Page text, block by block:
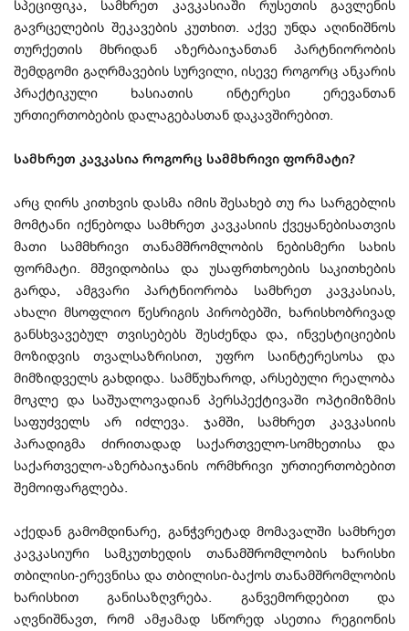
სპეციფიკა, სამხრეთ კავკასიაში რუსეთის გავლენის
გავრცელების შეკავების კუთხით. აქვე უნდა აღინიშნოს
თურქეთის მხრიდან აზერბაიჯანთან პარტნიორობის
შემდგომი გაღრმავების სურვილი, ისევე როგორც ანკარის
პრაქტიკული ხასიათის ინტერესი ერევანთან
ურთიერთობების დალაგებასთან დაკავშირებით.
სამხრეთ კავკასია როგორც სამმხრივი ფორმატი?
არც ღირს კითხვის დასმა იმის შესახებ თუ რა სარგებლის
მომტანი იქნებოდა სამხრეთ კავკასიის ქვეყანებისათვის
მათი სამმხრივი თანამშრომლობის ნებისმერი სახის
ფორმატი. მშვიდობისა და უსაფრთხოების საკითხების
გარდა, ამგვარი პარტნიორობა სამხრეთ კავკასიას,
ახალი მსოფლიო წესრიგის პირობებში, ხარისხობრივად
განსხვავებულ თვისებებს შესძენდა და, ინვესტიციების
მოზიდვის თვალსაზრისით, უფრო საინტერესოსა და
მიმზიდველს გახდიდა. სამწუხაროდ, არსებული რეალობა
მოკლე და საშუალოვადიან პერსპექტივაში ოპტიმიზმის
საფუძველს არ იძლევა. ჯამში, სამხრეთ კავკასიის
პარადიგმა ძირითადად საქართველო-სომხეთისა და
საქართველო-აზერბაიჯანის ორმხრივი ურთიერთობებით
შემოიფარგლება.
აქედან გამომდინარე, განჭვრეტად მომავალში სამხრეთ
კავკასიური სამკუთხედის თანამშრომლობის ხარისხი
თბილისი-ერევნისა და თბილისი-ბაქოს თანამშრომლობის
ხარისხით განისაზღვრება. განვემორდებით და
აღვნიშნავთ, რომ ამჟამად სწორედ ასეთია რეგიონის